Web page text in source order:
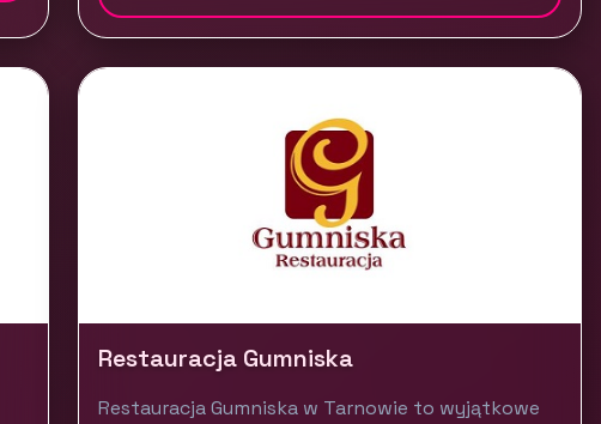
Restauracja Gumniska
Restauracja Gumniska w Tarnowie to wyjątkowe